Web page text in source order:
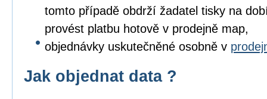
tomto případě obdrží žadatel tisky na
provést platbu hotově v prodejně map,
objednávky uskutečněné osobně v
Jak objednat data ?